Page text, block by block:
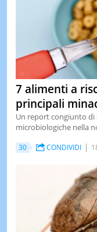
7 alimenti a
principali
Un report congiunto di
microbiologiche nella
30 CONDIVIDI